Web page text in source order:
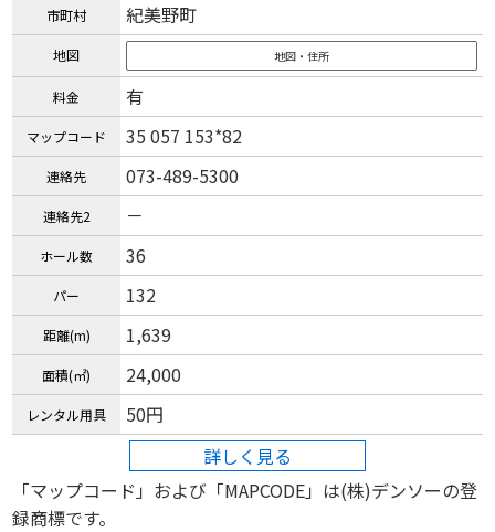
市町村 紀美野町
地図 地図・住所
料金 有
マップコード 35 057 153*82
連絡先 073-489-5300
連絡先2 －
ホール数 36
パー 132
距離(m) 1,639
面積(㎡) 24,000
レンタル用具
50円
詳しく見る
「マップコード」および「MAPCODE」は(株)デンソーの登
録商標です。